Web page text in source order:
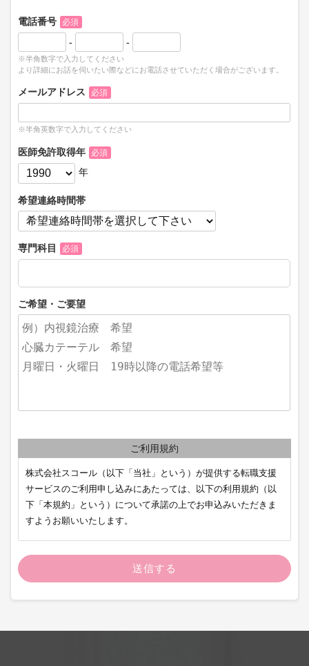
電話番号 必須
- -
※半角数字で入力してください
より詳細にお話を伺いたい際などにお電話させていただく場合がございます。
メールアドレス 必須
※半角英数字で入力してください
医師免許取得年 必須
年
希望連絡時間帯
専門科目 必須
ご希望・ご要望
ご利用規約
株式会社スコール（以下「当社」という）が提供する転職支援
サービスのご利用申し込みにあたっては、以下の利用規約（以
下「本規約」という）について承諾の上でお申込みいただきま
すようお願いいたします。
第1条（申込み方法）
当社の転職支援サービスのお申込みは、当社の転職支援サイト
または当社が指定した方法で行っていただきます。過去に当社
が提供するサービスの利用規約に違反する行為があった方に